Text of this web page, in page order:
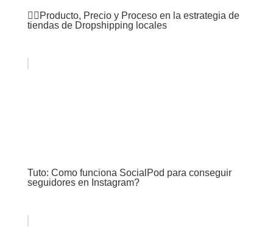
🙋‍♂️Producto, Precio y Proceso en la estrategia de
tiendas de Dropshipping locales
Tuto: Como funciona SocialPod para conseguir
seguidores en Instagram?